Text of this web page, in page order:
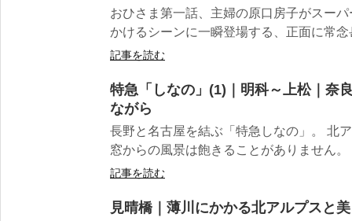
おひさま第一話、主婦の原口房子がスー
かけるシーンに一瞬登場する、正面に常
記事を読む
特急「しなの」(1)｜明科～上松｜奈
ながら
長野と名古屋を結ぶ「特急しなの」。 北
窓からの風景は飽きることがありません
記事を読む
見晴橋｜薄川にかかる北アルプスと